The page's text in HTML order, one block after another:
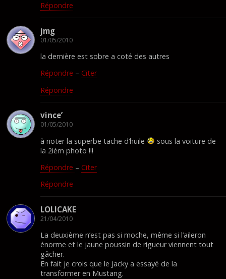
Répondre
jmg
01/05/2010
la dernière est sobre a coté des autres
Répondre – Citer
Répondre
vince’
01/05/2010
à noter la superbe tache d’huile
sous la voiture de
la 2ièm photo !!!
Répondre – Citer
Répondre
LOLICAKE
21/04/2010
La deuxième n’est pas si moche, même si l’aileron
énorme et le jaune poussin de rigueur viennent tout
gâcher.
En fait je crois que le Jacky a essayé de la
transformer en Mustang.